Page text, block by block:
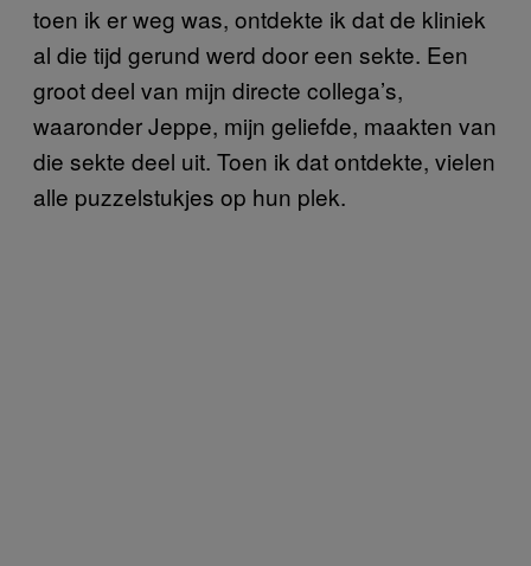
toen ik er weg was, ontdekte ik dat de kliniek
al die tijd gerund werd door een sekte. Een
groot deel van mijn directe collega’s,
waaronder Jeppe, mijn geliefde, maakten van
die sekte deel uit. Toen ik dat ontdekte, vielen
alle puzzelstukjes op hun plek.